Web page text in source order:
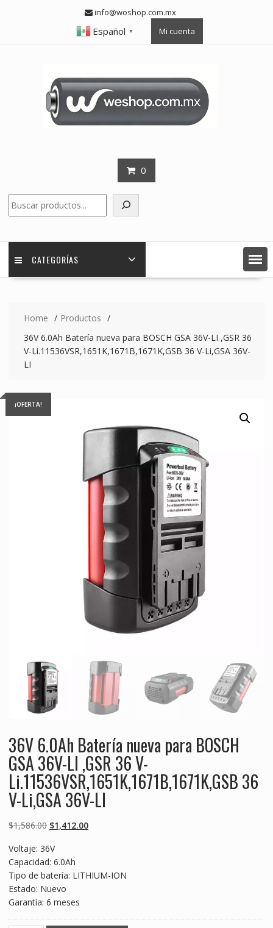
info@woshop.com.mx
Español ▼ Mi cuenta
0
CATEGORÍAS
Home
Productos
36V 6.0Ah Batería nueva para BOSCH GSA 36V-LI ,GSR 36
V-Li.11536VSR,1651K,1671B,1671K,GSB 36 V-Li,GSA 36V-
LI
¡OFERTA!
36V 6.0Ah Batería nueva para BOSCH
GSA 36V-LI ,GSR 36 V-
Li.11536VSR,1651K,1671B,1671K,GSB 36
V-Li,GSA 36V-LI
$1,586.00 Original
was:
$1,586.00.
$1,412.00Current
Voltaje: 36V
Capacidad: 6.0Ah
Tipo de batería: LITHIUM-ION
Estado: Nuevo
Garantía: 6 meses